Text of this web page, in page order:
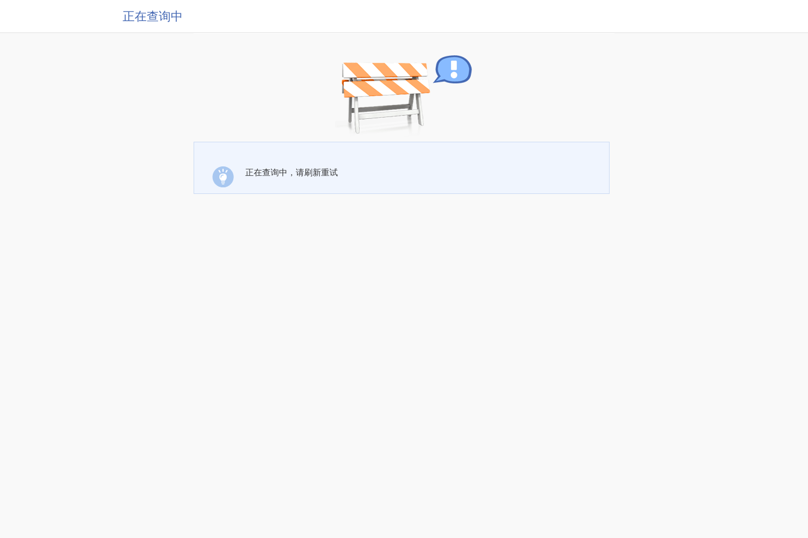
正在查询中
正在查询中，请刷新重试